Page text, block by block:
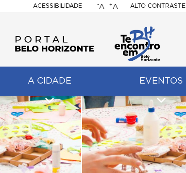
ACESSIBILIDADE
BELO
HORIZONTE
-A +A ALTO CONTRASTE
A CIDADE EVENTOS